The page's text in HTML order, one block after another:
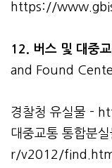
https://
12. 버스 및 대중
and Found
경찰청 유실물 -
대중교통 통합분
r/v2012/